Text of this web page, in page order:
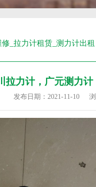
_拉力计租赁_测力计出租
拉力计，广元测力
发布日期：2021-11-10